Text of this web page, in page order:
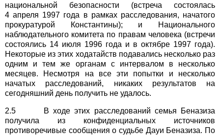
национальной безопасности (встреча состоялась
4 апреля 1997 года в рамках расследования, начатого
прокуратурой Константины); и Национального
наблюдательного комитета по правам человека (встречи
состоялись 14 июля 1996 года и в октябре 1997 года).
Некоторые из этих ходатайств подавались несколько раз
одним и тем же органам с интервалом в несколько
месяцев. Несмотря на все эти попытки и несколько
начатых расследований, никаких результатов на
сегодняшний день получить не удалось.
2.5 В ходе этих расследований семья Беназиза
получила из конфиденциальных источников
противоречивые сообщения о судьбе Дауи Беназиза. По